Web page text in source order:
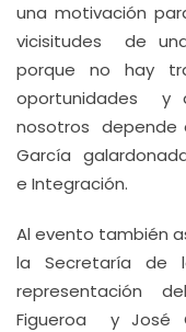
una motivación
vicisitudes de
porque no hay
oportunidades y
nosotros depende
García
e Integración.
Al evento también
la Secretaría
representación
Figueroa y José